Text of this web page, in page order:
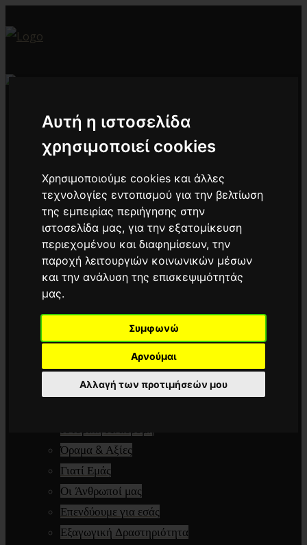
Αυτή η ιστοσελίδα
χρησιμοποιεί cookies
Χρησιμοποιούμε cookies και άλλες
τεχνολογίες εντοπισμού για την βελτίωση
της εμπειρίας περιήγησης στην
ιστοσελίδα μας, για την εξατομίκευση
περιεχομένου και διαφημίσεων, την
παροχή λειτουργιών κοινωνικών μέσων
και την ανάλυση της επισκεψιμότητάς
μας.
Συμφωνώ
Αρνούμαι
Αλλαγή των προτιμήσεών μου
Προϊόντα
Standard Glass
Noise Reduction
Design & Decoration
Fire Resistance
Protection & Safety
Structural
Special Glazing
Γνωρίστε μας
Ποιότητα & Αξιοπιστία
Ιστορική Αναδρομή
Όραμα & Αξίες
Γιατί Εμάς
Οι Άνθρωποί μας
Επενδύουμε για εσάς
Εξαγωγική Δραστηριότητα